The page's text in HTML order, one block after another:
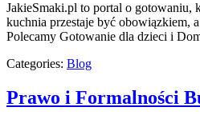
JakieSmaki.pl to portal o gotowaniu,
kuchnia przestaje być obowiązkiem,
Polecamy Gotowanie dla dzieci i
Categories: Blog
Prawo i Formalności